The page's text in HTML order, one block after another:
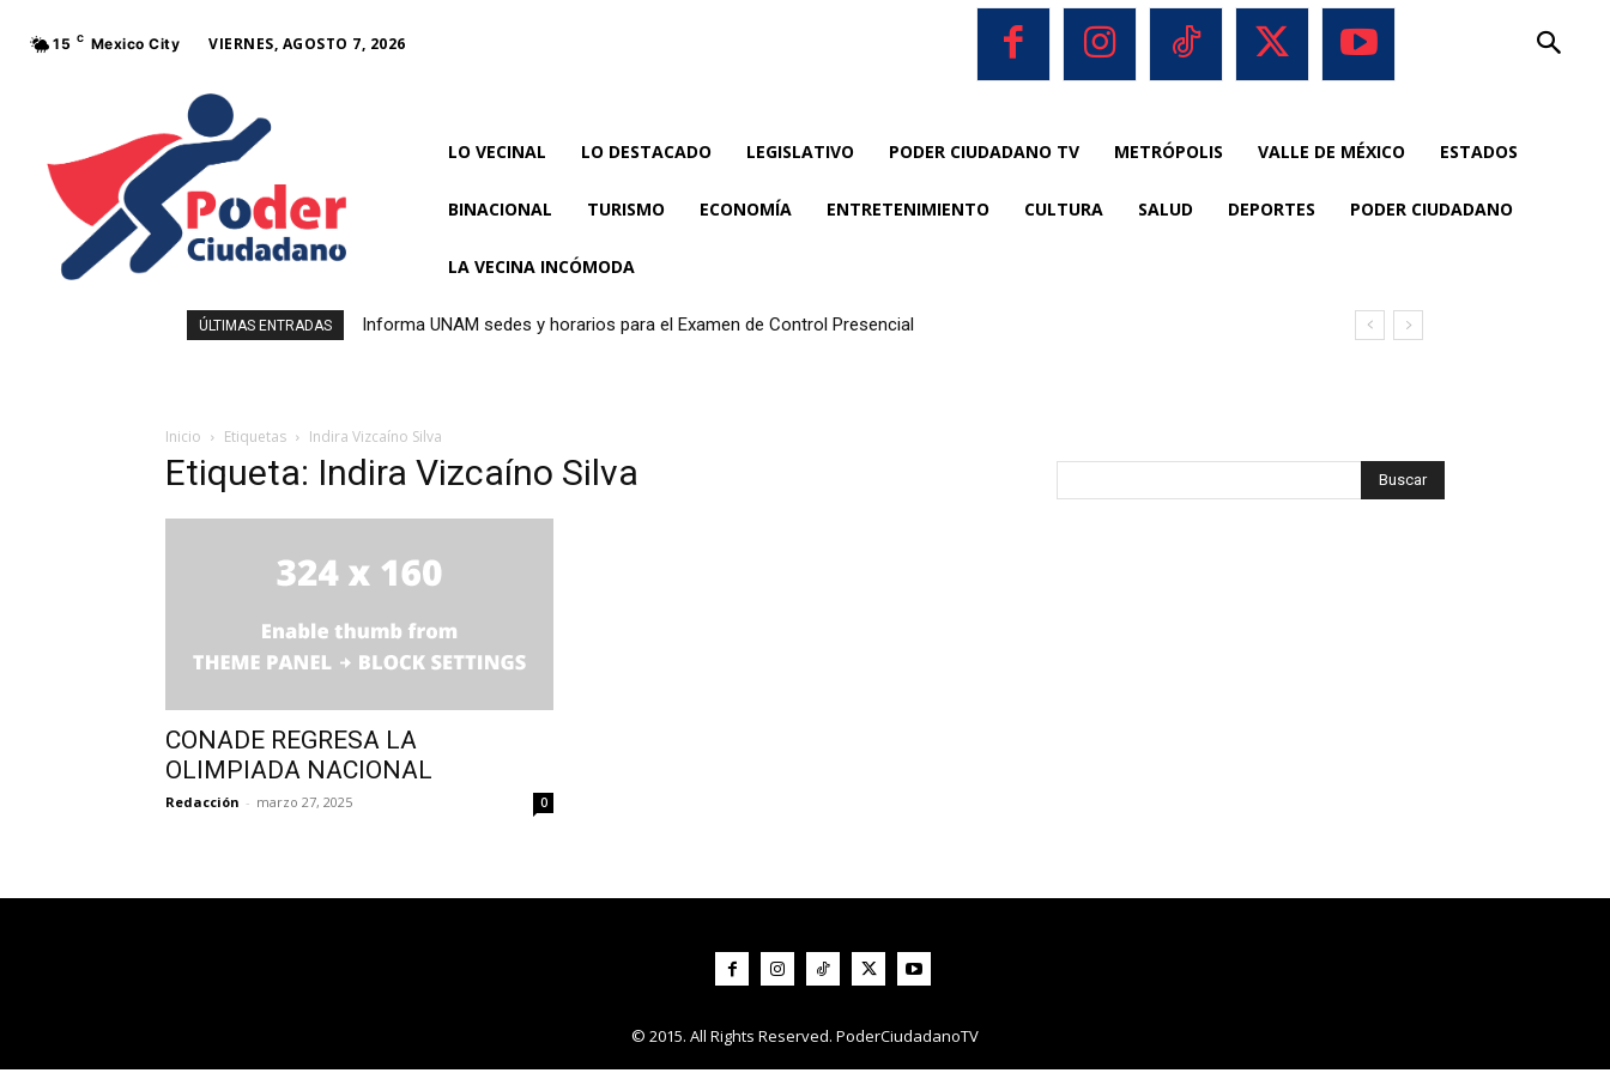
15 C Mexico City VIERNES, AGOSTO 7, 2026
LO VECINAL LO DESTACADO LEGISLATIVO PODER CIUDADANO TV METRÓPOLIS VALLE DE MÉXICO ESTADOS
BINACIONAL TURISMO ECONOMÍA ENTRETENIMIENTO CULTURA SALUD DEPORTES PODER CIUDADANO
LA VECINA INCÓMODA
ÚLTIMAS ENTRADAS Informa UNAM sedes y horarios para el Examen de Control Presencial
Inicio Etiquetas Indira Vizcaíno Silva
Etiqueta: Indira Vizcaíno Silva
CONADE REGRESA LA
OLIMPIADA NACIONAL
Redacción - marzo 27, 2025 0
© 2015. All Rights Reserved. PoderCiudadanoTV